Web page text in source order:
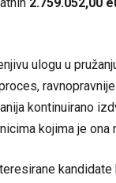
ulogu u
kontinuirano
kojima je ona